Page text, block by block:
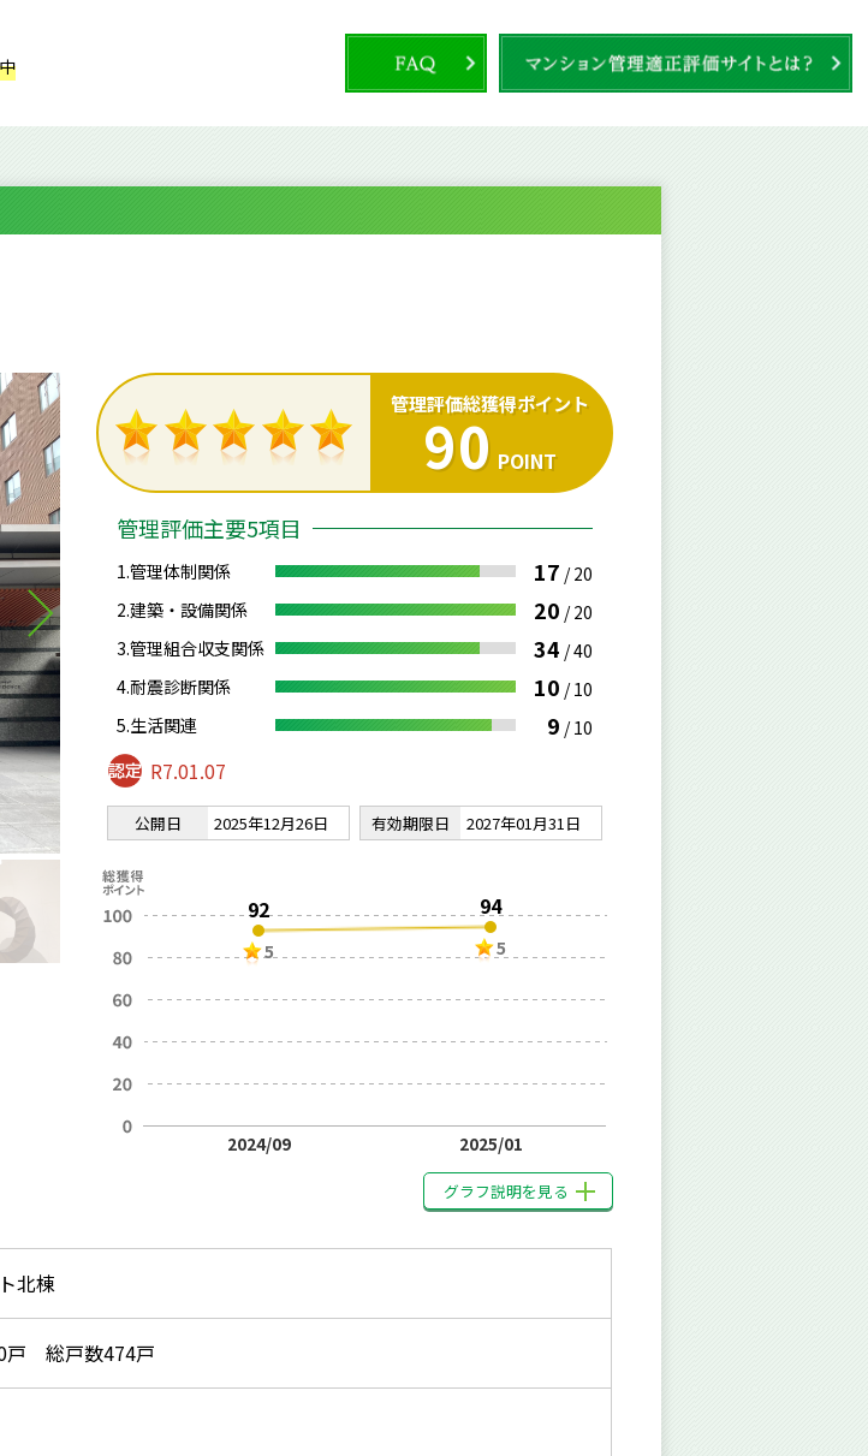
管理評価総獲得ポイント
90 POINT
管理評価主要5項目
1.管理体制関係 17 / 20
2.建築・設備関係
20 / 20
3.管理組合収支関係
34 /40
4.耐震診断関係
10 / 10
5.生活関連
9 / 10
R7.01.07
公開日 2025年12月26日 有効期限日 2027年01月31日
92
5
2024/09
94
5
2025/01
グラフ説明を見る
北棟
戸 総戸数474戸